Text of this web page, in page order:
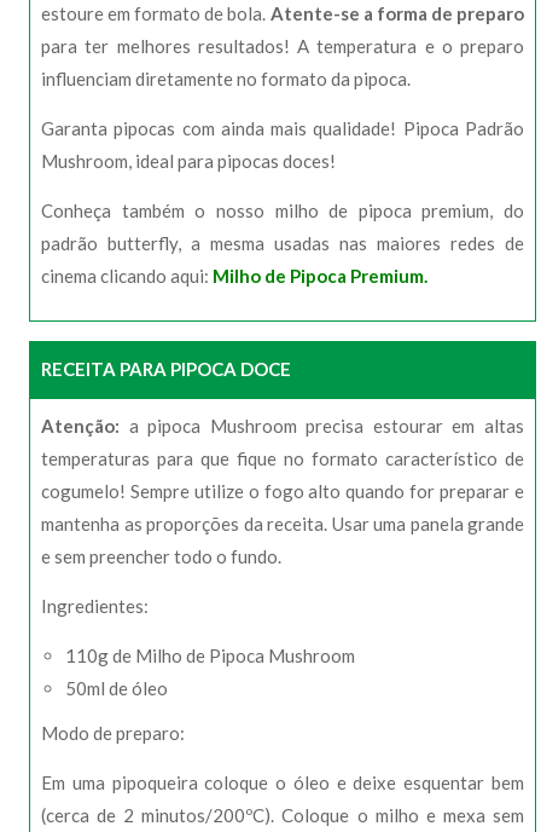
estoure em formato de bola. Atente-se a forma de preparo
para ter melhores resultados! A temperatura e o preparo
influenciam diretamente no formato da pipoca.
Garanta pipocas com ainda mais qualidade! Pipoca Padrão
Mushroom, ideal para pipocas doces!
Conheça também o nosso milho de pipoca premium, do
padrão butterfly, a mesma usadas nas maiores redes de
cinema clicando aqui: Milho de Pipoca Premium.
RECEITA PARA PIPOCA DOCE
Atenção: a pipoca Mushroom precisa estourar em altas
temperaturas para que fique no formato característico de
cogumelo! Sempre utilize o fogo alto quando for preparar e
mantenha as proporções da receita. Usar uma panela grande
e sem preencher todo o fundo.
Ingredientes:
110g de Milho de Pipoca Mushroom
50ml de óleo
Modo de preparo:
Em uma pipoqueira coloque o óleo e deixe esquentar bem
(cerca de 2 minutos/200ºC). Coloque o milho e mexa sem